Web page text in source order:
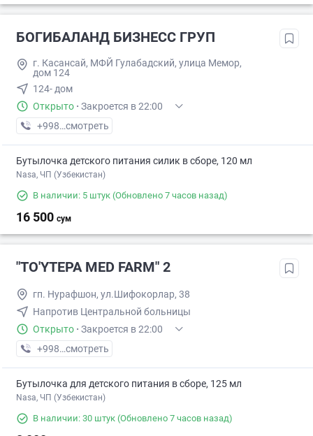
БОГИБАЛАНД БИЗНЕСС ГРУП
г. Касансай, МФЙ Гулабадский, улица Мемор,
дом 124
124- дом
Открыто · Закроется в 22:00
+998 (90) XXX-XX-XX
смотреть
Бутылочка детского питания силик в сборе, 120 мл
Nasa, ЧП (Узбекистан)
В наличии: 5 штук (Обновлено 7 часов назад)
16 500 сум
"TO'YTEPA MED FARM" 2
гп. Нурафшон, ул.Шифокорлар, 38
Напротив Центральной больницы
Открыто · Закроется в 22:00
+998 (88) XXX-XX-XX
смотреть
Бутылочка для детского питания в сборе, 125 мл
Nasa, ЧП (Узбекистан)
В наличии: 30 штук (Обновлено 7 часов назад)